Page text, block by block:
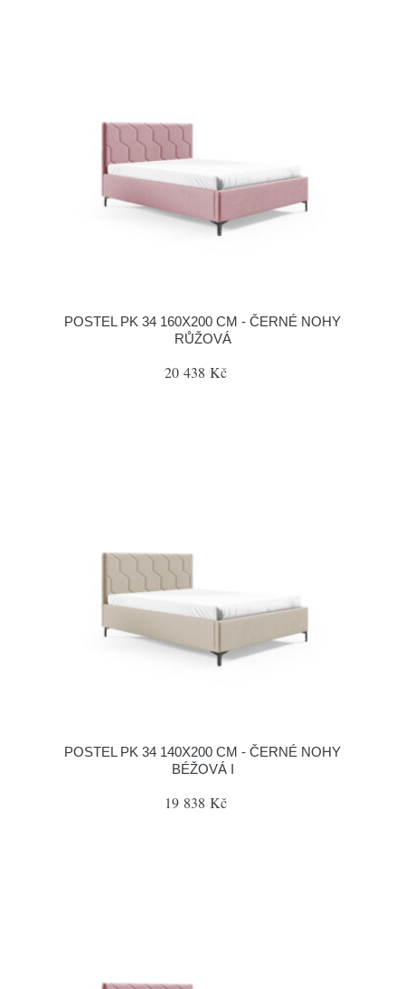
POSTEL PK 34 160X200 CM - ČERNÉ NOHY
RŮŽOVÁ
20 438 Kč
POSTEL PK 34 140X200 CM - ČERNÉ NOHY
BÉŽOVÁ I
19 838 Kč